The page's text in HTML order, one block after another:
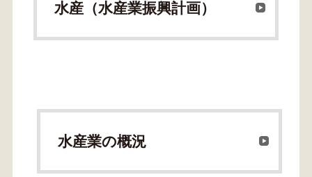
水産（水産業振興計画）
水産業の概況